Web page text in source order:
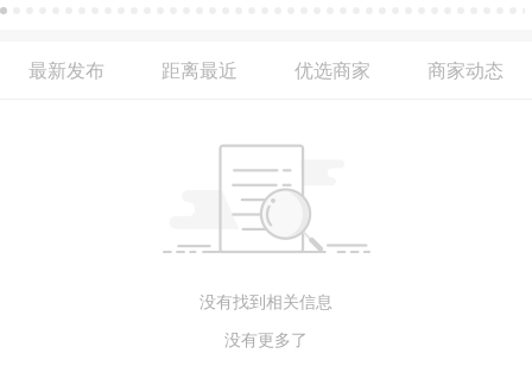
最新发布 距离最近 优选商家 商家动态
没有找到相关信息
没有更多了